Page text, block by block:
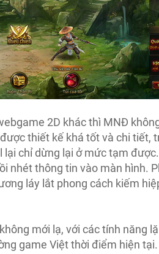
2D khác thì MNĐ
thiết kế khá tốt và chi tiết,
chỉ dừng lại ở mức tạm
nhét thông tin vào màn hình.
láy lắt phong cách kiếm
mới lạ, với các tính năng
game Việt thời điểm hiện